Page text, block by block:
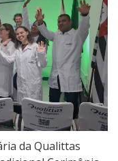
da Qualittas